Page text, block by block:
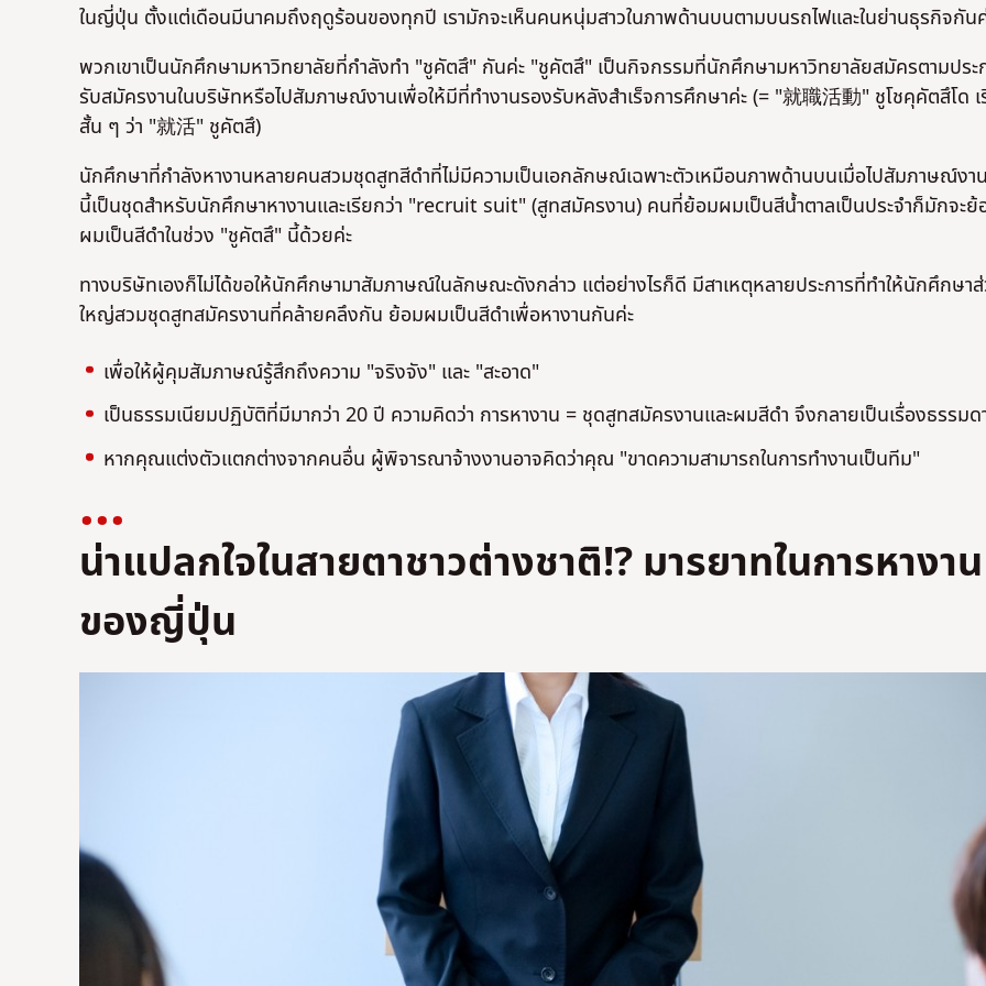
ในญี่ปุ่น ตั้งแต่เดือนมีนาคมถึงฤดูร้อนของทุกปี เรามักจะเห็นคนหนุ่มสาวในภาพด้านบนตามบนรถไฟและในย่านธุรกิจกัน
พวกเขาเป็นนักศึกษามหาวิทยาลัยที่กำลังทำ "ชูคัตสึ" กันค่ะ "ชูคัตสึ" เป็นกิจกรรมที่นักศึกษามหาวิทยาลัยสมัครตามประ
รับสมัครงานในบริษัทหรือไปสัมภาษณ์งานเพื่อให้มีที่ทำงานรองรับหลังสำเร็จการศึกษาค่ะ (= "就職活動" ชูโชคุคัตสึโด
สั้น ๆ ว่า "就活" ชูคัตสึ)
นักศึกษาที่กำลังหางานหลายคนสวมชุดสูทสีดำที่ไม่มีความเป็นเอกลักษณ์เฉพาะตัวเหมือนภาพด้านบนเมื่อไปสัมภาษณ์งา
นี้เป็นชุดสำหรับนักศึกษาหางานและเรียกว่า "recruit suit" (สูทสมัครงาน) คนที่ย้อมผมเป็นสีน้ำตาลเป็นประจำก็มักจะย้
ผมเป็นสีดำในช่วง "ชูคัตสึ" นี้ด้วยค่ะ
ทางบริษัทเองก็ไม่ได้ขอให้นักศึกษามาสัมภาษณ์ในลักษณะดังกล่าว แต่อย่างไรก็ดี มีสาเหตุหลายประการที่ทำให้นักศึกษา
ใหญ่สวมชุดสูทสมัครงานที่คล้ายคลึงกัน ย้อมผมเป็นสีดำเพื่อหางานกันค่ะ
เพื่อให้ผู้คุมสัมภาษณ์รู้สึกถึงความ "จริงจัง" และ "สะอาด"
เป็นธรรมเนียมปฏิบัติที่มีมากว่า 20 ปี ความคิดว่า การหางาน = ชุดสูทสมัครงานและผมสีดำ จึงกลายเป็นเรื่องธรรมด
หากคุณแต่งตัวแตกต่างจากคนอื่น ผู้พิจารณาจ้างงานอาจคิดว่าคุณ "ขาดความสามารถในการทำงานเป็นทีม"
น่าแปลกใจในสายตาชาวต่างชาติ!? มารยาทในการหางาน
ของญี่ปุ่น